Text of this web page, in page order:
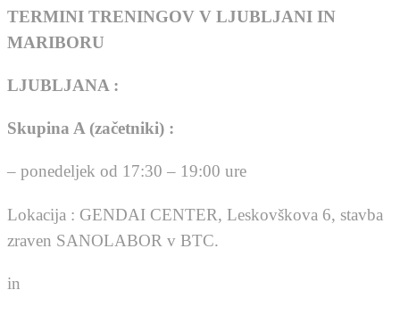
TERMINI TRENINGOV V LJUBLJANI IN
MARIBORU
LJUBLJANA :
Skupina A (začetniki) :
– ponedeljek od 17:30 – 19:00 ure
Lokacija : GENDAI CENTER, Leskovškova 6, stavba
zraven SANOLABOR v BTC.
in